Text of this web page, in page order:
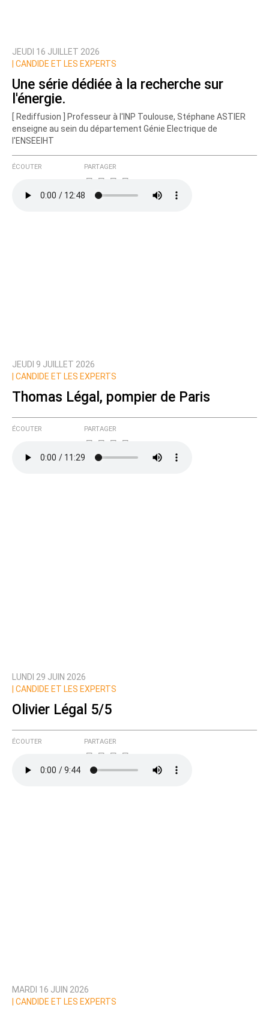
JEUDI 16 JUILLET 2026
CANDIDE ET LES EXPERTS
Une série dédiée à la recherche sur
l'énergie.
[ Rediffusion ] Professeur à l'INP Toulouse, Stéphane ASTIER
enseigne au sein du département Génie Electrique de
l'ENSEEIHT
ÉCOUTER PARTAGER
JEUDI 9 JUILLET 2026
CANDIDE ET LES EXPERTS
Thomas Légal, pompier de Paris
ÉCOUTER PARTAGER
LUNDI 29 JUIN 2026
CANDIDE ET LES EXPERTS
Olivier Légal 5/5
ÉCOUTER PARTAGER
MARDI 16 JUIN 2026
CANDIDE ET LES EXPERTS